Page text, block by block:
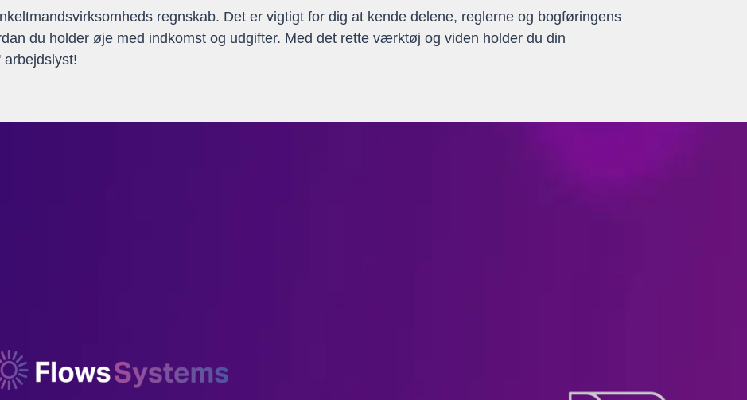
regnskab. Det er vigtigt for dig at kende delene, reglerne og bogføringens
du holder øje med indkomst og udgifter. Med det rette værktøj og viden holder du din